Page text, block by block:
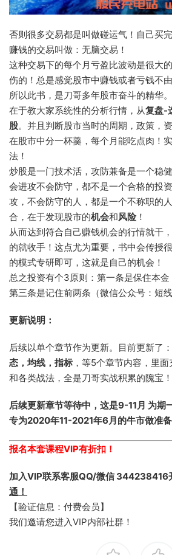
否则很多交易都是叫做碰运气！自己买
赚钱的交易叫做：无脑交易！
这种交易下的每个月亏盈比波动是很大
伤的！总是感觉股市中赚钱或者亏钱不由
所以此书，是刀哥多年股市奋斗的精华。
在于教大家系统性的分析行情，从复盘-
股。并且判断股市当时的周期，政策，
在股市中分一杯羹，每个月能吃点肉！
法！
炒股是一门技术活，攻防兼备是一个稳
会进攻不会防守，都不是一个合格的投
攻，不会防守的人，都是一个不称职的
合，在于发现股市的机会和风险！
从而达到符合自己赚钱机会的行情就干
的就收手！这点尤为重要，书中会传授
的模式专研即可，这就是自己的机会！
总之投资有个3原则：第一条是保住本金
第三条是记住前两条（微信公众号：短线
更新说明：
后续以单个章节作为更新。目前更新了：
态，均线，指标 ，等5个章节内容，里
和各类战法，全是刀哥实战积累的隗宝！
后续更新章节等待中，这是9-11月 为期
专为2020年11-2021年6月的牛市做准备
报名本套课程VIP有折扣！
加入VIP联系客服QQ/微信 344238416
通！
【验证信息：付费会员】
我们邀请您进入VIP内部社群！